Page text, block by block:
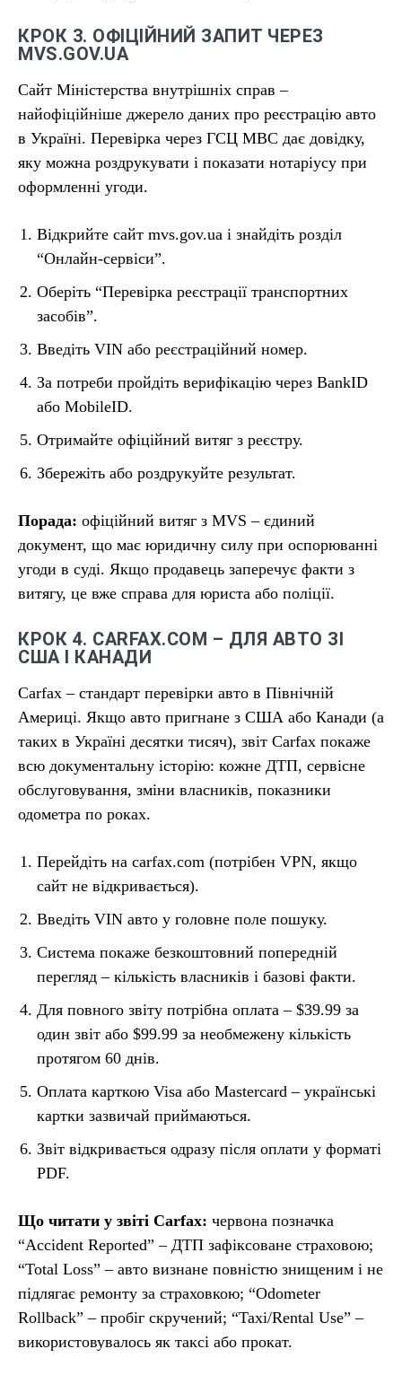
КРОК 3. ОФІЦІЙНИЙ ЗАПИТ ЧЕРЕЗ
MVS.GOV.UA
Сайт Міністерства внутрішніх справ –
найофіційніше джерело даних про реєстрацію авто
в Україні. Перевірка через ГСЦ МВС дає довідку,
яку можна роздрукувати і показати нотаріусу при
оформленні угоди.
Відкрийте сайт mvs.gov.ua і знайдіть розділ
“Онлайн-сервіси”.
Оберіть “Перевірка реєстрації транспортних
засобів”.
Введіть VIN або реєстраційний номер.
За потреби пройдіть верифікацію через BankID
або МobileID.
Отримайте офіційний витяг з реєстру.
Збережіть або роздрукуйте результат.
Порада: офіційний витяг з MVS – єдиний
документ, що має юридичну силу при оспорюванні
угоди в суді. Якщо продавець заперечує факти з
витягу, це вже справа для юриста або поліції.
КРОК 4. CARFAX.COM – ДЛЯ АВТО ЗІ
США І КАНАДИ
Carfax – стандарт перевірки авто в Північній
Америці. Якщо авто пригнане з США або Канади (а
таких в Україні десятки тисяч), звіт Carfax покаже
всю документальну історію: кожне ДТП, сервісне
обслуговування, зміни власників, показники
одометра по роках.
Перейдіть на carfax.com (потрібен VPN, якщо
сайт не відкривається).
Введіть VIN авто у головне поле пошуку.
Система покаже безкоштовний попередній
перегляд – кількість власників і базові факти.
Для повного звіту потрібна оплата – $39.99 за
один звіт або $99.99 за необмежену кількість
протягом 60 днів.
Оплата карткою Visa або Mastercard – українські
картки зазвичай приймаються.
Звіт відкривається одразу після оплати у форматі
PDF.
Що читати у звіті Carfax: червона позначка
“Accident Reported” – ДТП зафіксоване страховою;
“Total Loss” – авто визнане повністю знищеним і не
підлягає ремонту за страховкою; “Odometer
Rollback” – пробіг скручений; “Taxi/Rental Use” –
використовувалось як таксі або прокат.